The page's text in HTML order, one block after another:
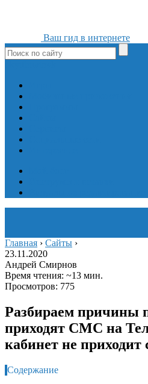
Ваш гид в интернете
Главная › Сайты ›
23.11.2020
Андрей Смирнов
Время чтения: ~13 мин.
Просмотров: 775
Разбираем причины
приходят СМС на
кабинет не приходит
Содержание